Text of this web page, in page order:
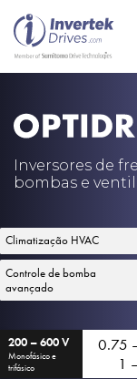
Inversores de
bombas e
Climatização HVAC
Controle de bomba
avançado
200 – 600 V
Monofásico e
trifásico
0.75
1